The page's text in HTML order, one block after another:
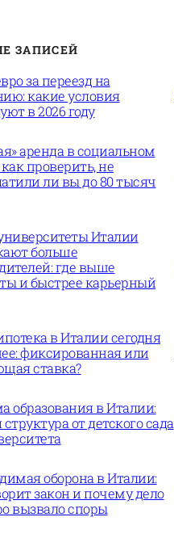
ЗАПИСЕЙ
за переезд на
какие условия
в 2026 году
аренда в социальном
проверить, не
ли вы до 80 тысяч
Италии
больше
где выше
и быстрее карьерный
в Италии сегодня
фиксированная или
ставка?
образования в Италии:
от детского сада
оборона в Италии:
закон и почему дело
вызвало споры